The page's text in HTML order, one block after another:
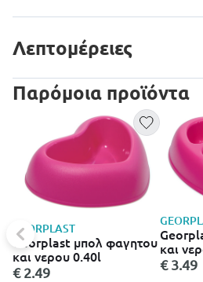
Λεπτομέρειες
Παρόμοια προϊόντα
GEORPLAST
Georplast μπολ φαγητου
και νερου 0.40l
€ 2.49
και
€ 3.49